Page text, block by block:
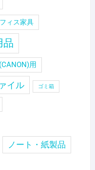
ィス家具
品
用
イル ゴミ箱
ノート・紙製品